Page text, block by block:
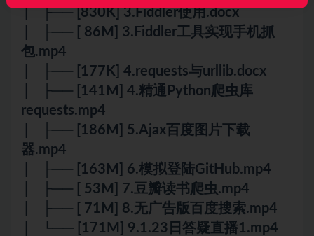
│ ├── [830K] 3.Fiddler使用.docx
│ ├── [ 86M] 3.Fiddler工具实现手机抓
包.mp4
│ ├── [177K] 4.requests与urllib.docx
│ ├── [141M] 4.精通Python爬虫库
requests.mp4
│ ├── [186M] 5.Ajax百度图片下载
器.mp4
│ ├── [163M] 6.模拟登陆GitHub.mp4
│ ├── [ 53M] 7.豆瓣读书爬虫.mp4
│ ├── [ 71M] 8.无广告版百度搜索.mp4
│ └── [171M] 9.1.23日答疑直播1.mp4